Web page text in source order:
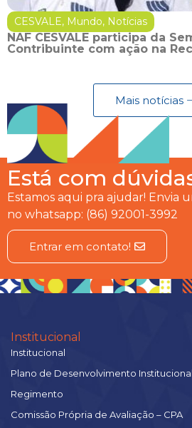
CESVALE, Mundo, Notícias
NAF CESVALE participa da
Contribuinte com ação na
Mais notícias
Está com
Estamos aqui pra ajudar! Envia
no whatsapp: (86) 92001-3992
Entrar em contato!
Institucional
Institucional
Plano de Desenvolvimento
Regimento
Comissão Própria de Avaliação – CPA